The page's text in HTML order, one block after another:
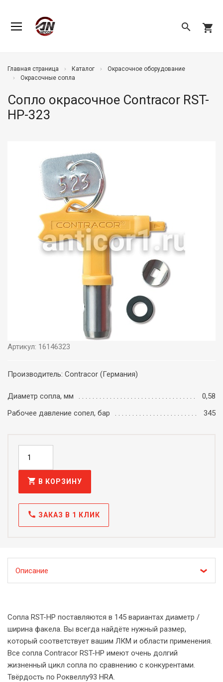
search shopping_cart
Главная страница Каталог
Окрасочное оборудование
Окрасочные сопла
Сопло окрасочное Contracor RST-
HP-323
Артикул: 16146323
Производитель: Contracor (Германия)
Диаметр сопла, мм
0,58
Рабочее давление сопел, бар
345
shopping_cart В КОРЗИНУ
call ЗАКАЗ В 1 КЛИК
Описание
Сопла RST-HP поставляются в 145 вариантах диаметр /
ширина факела. Вы всегда найдёте нужный размер,
который соответствует вашим ЛКМ и области применения.
Все сопла Contracor RST-HP имеют очень долгий
жизненный цикл сопла по сравнению с конкурентами.
Твёрдость по Роквеллу93 HRA.